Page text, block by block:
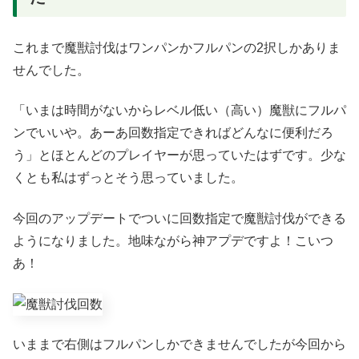
これまで魔獣討伐はワンパンかフルパンの2択しかありま
せんでした。
「いまは時間がないからレベル低い（高い）魔獣にフルパ
ンでいいや。あーあ回数指定できればどんなに便利だろ
う」とほとんどのプレイヤーが思っていたはずです。少な
くとも私はずっとそう思っていました。
今回のアップデートでついに回数指定で魔獣討伐ができる
ようになりました。地味ながら神アプデですよ！こいつ
あ！
いままで右側はフルパンしかできませんでしたが今回から